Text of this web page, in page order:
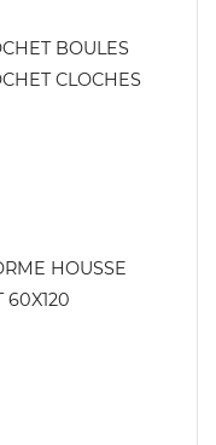
BOULES
CLOCHES
HOUSSE
60X120